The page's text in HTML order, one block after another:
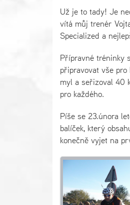
Už je to tady! Je
vítá můj trenér
Specialized a
Přípravné tréninky
připravovat vše
myl a seřizoval 40
pro každého.
Píše se 23.února
balíček, který
konečně vyjet na